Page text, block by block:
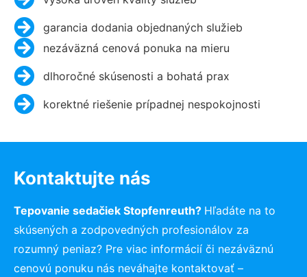
garancia dodania objednaných služieb
nezáväzná cenová ponuka na mieru
dlhoročné skúsenosti a bohatá prax
korektné riešenie prípadnej nespokojnosti
Kontaktujte nás
Tepovanie sedačiek Stopfenreuth? Hľadáte na to
skúsených a zodpovedných profesionálov za
rozumný peniaz? Pre viac informácií či nezáväznú
cenovú ponuku nás neváhajte kontaktovať –